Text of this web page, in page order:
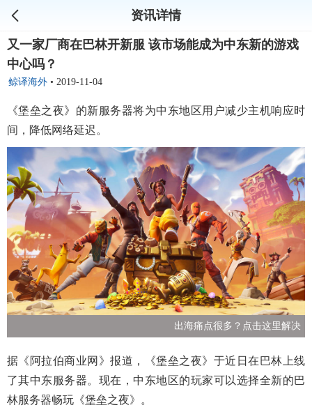
资讯详情
又一家厂商在巴林开新服 该市场能成为中东新的游戏
中心吗？
鲸译海外 • 2019-11-04
《堡垒之夜》的新服务器将为中东地区用户减少主机响应时
间，降低网络延迟。
出海痛点很多？点击这里解决
据《阿拉伯商业网》报道，《堡垒之夜》于近日在巴林上线
了其中东服务器。现在，中东地区的玩家可以选择全新的巴
林服务器畅玩《堡垒之夜》。